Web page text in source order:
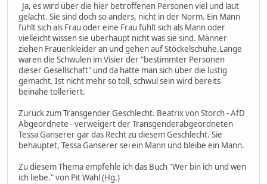
Ja, es wird über die hier betroffenen Personen viel und laut
gelacht. Sie sind doch so anders, nicht in der Norm. Ein Mann
fühlt sich als Frau oder eine Frau fühlt sich als Mann oder
vielleicht wissen sie überhaupt nicht was sie sind. Männer
ziehen Frauenkleider an und gehen auf Stöckelschuhe.Lange
waren die Schwulen im Visier der "bestimmter Personen
dieser Gesellschaft" und da hatte man sich über die lustig
gemacht. Ist nicht mehr so toll, schwul sein wird bereits
beinahe tolleriert.
Zurück zum Transgender Geschlecht. Beatrix von Storch - AfD
Abgeordnete - verweigert der Transgenderabgeordneten
Tessa Ganserer gar das Recht zu diesem Geschlecht. Sie
behauptet, Tessa Ganserer sei ein Mann und bleibe ein Mann.
Zu diesem Thema empfehle ich das Buch "Wer bin ich und wen
ich liebe." von Pit Wahl (Hg.)